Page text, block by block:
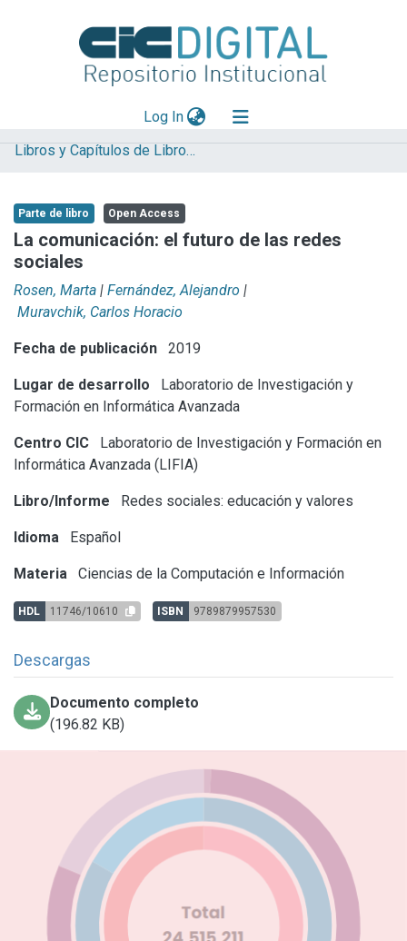
Log In(current)
Explorar
Aportar material
Statistics
Libros y Capítulos de Libros LIFIA
Parte de libro Open Access
La comunicación: el futuro de las redes
sociales
Rosen, Marta | Fernández, Alejandro |
Muravchik, Carlos Horacio
Fecha de publicación 2019
Lugar de desarrollo
Laboratorio de Investigación y
Formación en Informática Avanzada
Centro CIC
Laboratorio de Investigación y Formación en
Informática Avanzada (LIFIA)
Libro/Informe Redes sociales: educación y valores
Idioma Español
Materia Ciencias de la Computación e Información
HDL 11746/10610 ISBN 9789879957530
Descargas
Documento completo
(196.82 KB)